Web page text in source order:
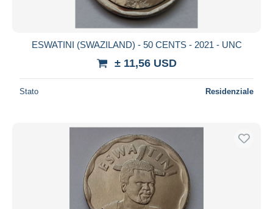
ESWATINI (SWAZILAND) - 50 CENTS - 2021 - UNC
± 11,56 USD
Stato Residenziale